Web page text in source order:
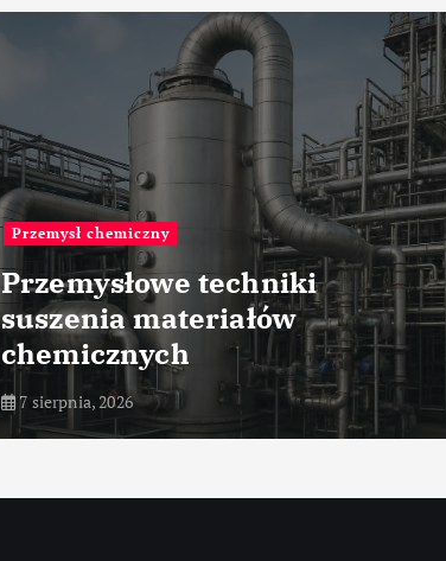
Przemysł chemiczny
Przemysłowe techniki
suszenia materiałów
chemicznych
7 sierpnia, 2026